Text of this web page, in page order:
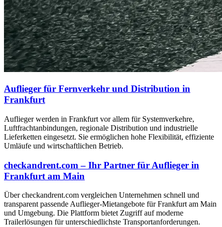
Auflieger für Fernverkehr und Distribution in
Frankfurt
Auflieger werden in Frankfurt vor allem für Systemverkehre,
Luftfrachtanbindungen, regionale Distribution und industrielle
Lieferketten eingesetzt. Sie ermöglichen hohe Flexibilität, effiziente
Umläufe und wirtschaftlichen Betrieb.
checkandrent.com – Ihr Partner für Auflieger in
Frankfurt am Main
Über checkandrent.com vergleichen Unternehmen schnell und
transparent passende Auflieger-Mietangebote für Frankfurt am Main
und Umgebung. Die Plattform bietet Zugriff auf moderne
Trailerlösungen für unterschiedlichste Transportanforderungen.